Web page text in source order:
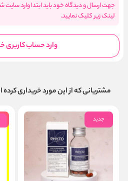
جهت ارسال و دیدگاه خود باید ابتدا وارد
لینک زیر کلیک نمایید.
وارد حساب کاربری
مشتریانی که از این مورد خریداری کرده
جدید